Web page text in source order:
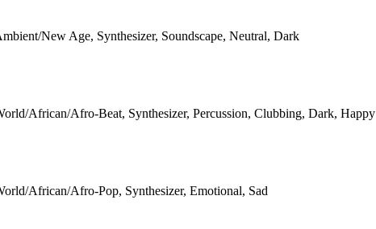
New Age, Synthesizer, Soundscape, Neutral, Dark
African/Afro-Beat, Synthesizer, Percussion, Clubbing, Dark, Happy
African/Afro-Pop, Synthesizer, Emotional, Sad